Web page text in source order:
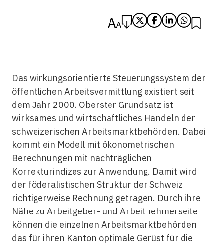
Das wirkungsorientierte Steuerungssystem der
öffentlichen Arbeitsvermittlung existiert seit
dem Jahr 2000. Oberster Grundsatz ist
wirksames und wirtschaftliches Handeln der
schweizerischen Arbeitsmarktbehörden. Dabei
kommt ein Modell mit ökonometrischen
Berechnungen mit nachträglichen
Korrekturindizes zur Anwendung. Damit wird
der föderalistischen Struktur der Schweiz
richtigerweise Rechnung getragen. Durch ihre
Nähe zu Arbeitgeber- und Arbeitnehmerseite
können die einzelnen Arbeitsmarktbehörden
das für ihren Kanton optimale Gerüst für die